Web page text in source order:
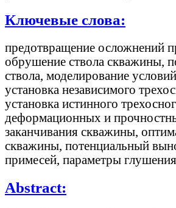
Ключевые слова:
предотвращение осложнений
обрушение ствола скважины,
ствола, моделирование
установка независимого
установка истинного
деформационных и
заканчивания скважины,
скважины, потенциальный
примесей, параметры
Abstract: